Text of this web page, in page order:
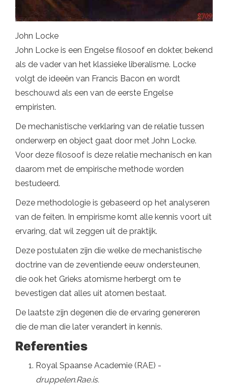
John Locke
John Locke is een Engelse filosoof en dokter, bekend
als de vader van het klassieke liberalisme. Locke
volgt de ideeën van Francis Bacon en wordt
beschouwd als een van de eerste Engelse
empiristen.
De mechanistische verklaring van de relatie tussen
onderwerp en object gaat door met John Locke.
Voor deze filosoof is deze relatie mechanisch en kan
daarom met de empirische methode worden
bestudeerd.
Deze methodologie is gebaseerd op het analyseren
van de feiten. In empirisme komt alle kennis voort uit
ervaring, dat wil zeggen uit de praktijk.
Deze postulaten zijn die welke de mechanistische
doctrine van de zeventiende eeuw ondersteunen,
die ook het Grieks atomisme herbergt om te
bevestigen dat alles uit atomen bestaat.
De laatste zijn degenen die de ervaring genereren
die de man die later verandert in kennis.
Referenties
Royal Spaanse Academie (RAE) -
druppelen.Rae.is.